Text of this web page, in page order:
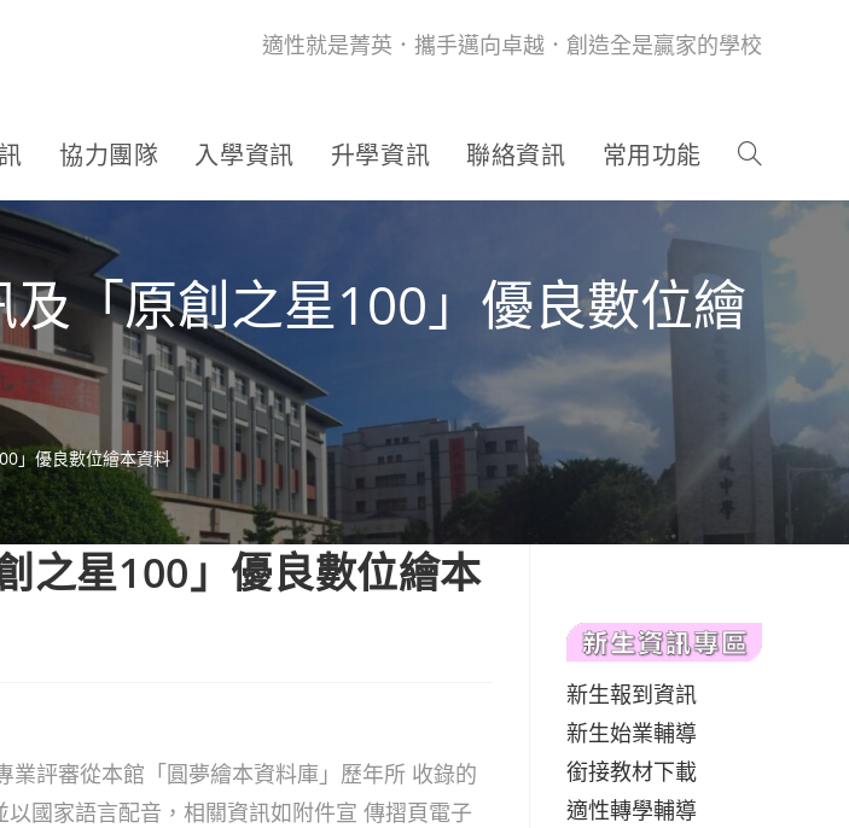
適性就是菁英．攜手邁向卓越．創造全是贏家的學校
協力團隊 入學資訊 升學資訊 聯絡資訊 常用功能
「原創之星100」優良數位繪
」優良數位繪本資料
之星100」優良數位繪本
評審從本館「圓夢繪本資料庫」歷年所 收錄的
國家語言配音，相關資訊如附件宣 傳摺頁電子
新生報到資訊
新生始業輔導
銜接教材下載
適性轉學輔導